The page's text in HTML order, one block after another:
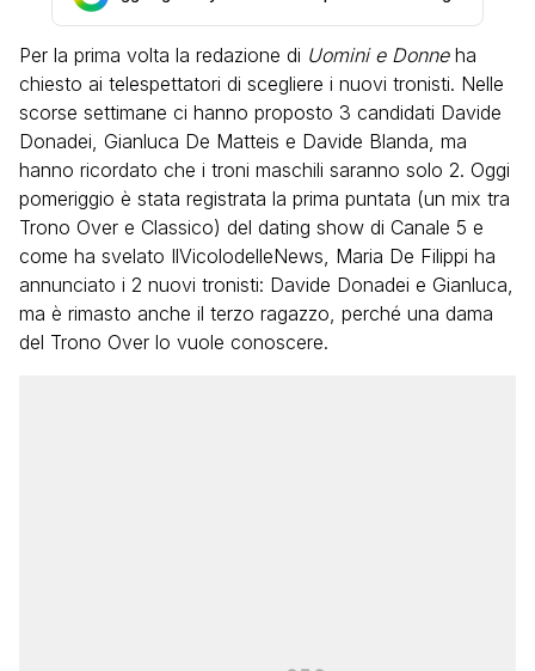
Per la prima volta la redazione di Uomini e Donneha
chiesto ai telespettatori di scegliere i nuovi tronisti. Nelle
scorse settimane ci hanno proposto 3 candidati Davide
Donadei, Gianluca De Matteis e Davide Blanda, ma
hanno ricordato che i troni maschili saranno solo 2. Oggi
pomeriggio è stata registrata la prima puntata (un mix tra
Trono Over e Classico) del dating show di Canale 5 e
come ha svelato IlVicolodelleNews, Maria De Filippi ha
annunciato i 2 nuovi tronisti: Davide Donadei e Gianluca,
ma è rimasto anche il terzo ragazzo, perché una dama
del Trono Over lo vuole conoscere.